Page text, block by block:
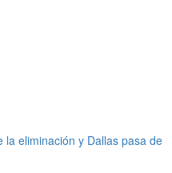
la eliminación y Dallas pasa de